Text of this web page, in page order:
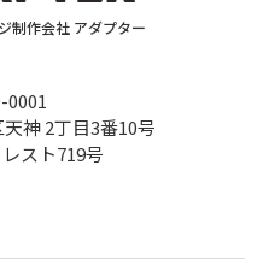
制作会社 アダプター
0001
神 2丁目3番10号
スト719号